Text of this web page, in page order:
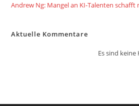
Andrew Ng: Mangel an KI-Talenten schafft
Aktuelle Kommentare
Es sind